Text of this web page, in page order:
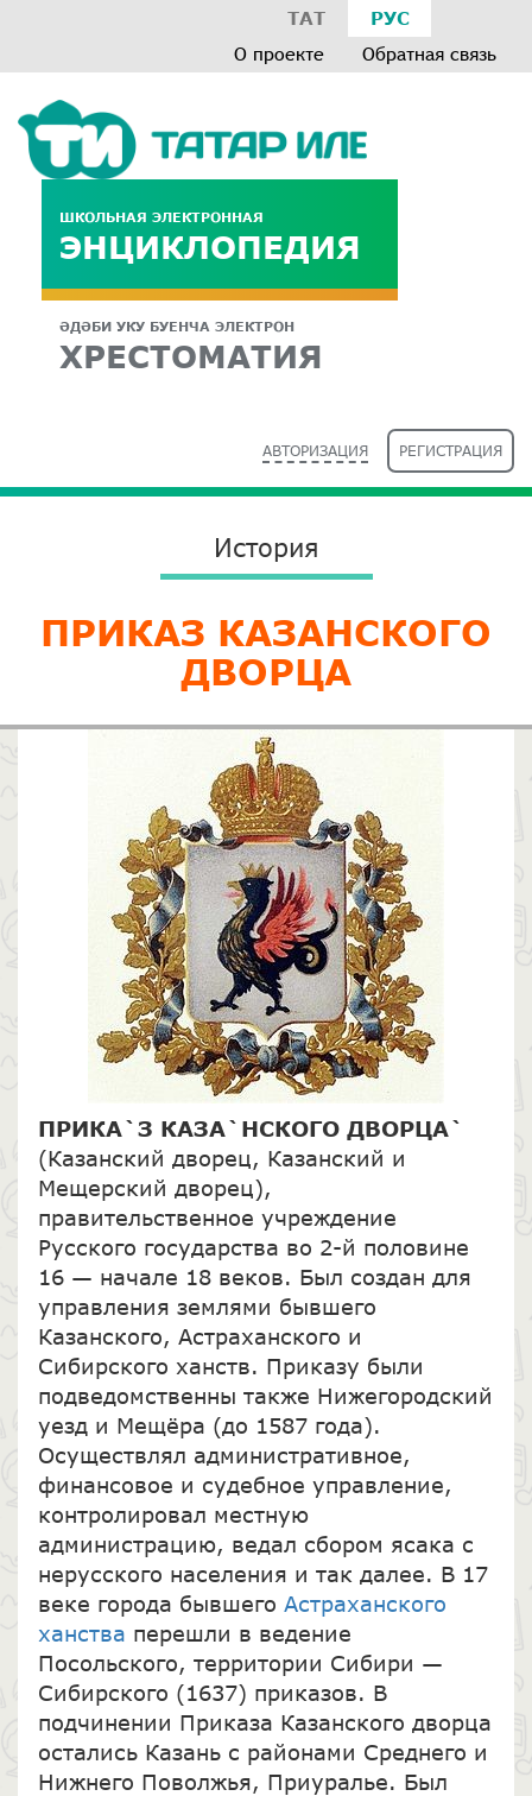
ТАТ РУС
О проекте Обратная связь
ШКОЛЬНАЯ ЭЛЕКТРОННАЯ
ЭНЦИКЛОПЕДИЯ
ӘДӘБИ УКУ БУЕНЧА ЭЛЕКТРОН
ХРЕСТОМАТИЯ
АВТОРИЗАЦИЯ РЕГИСТРАЦИЯ
История
ПРИКАЗ КАЗАНСКОГО
ДВОРЦА
ПРИКА`З КАЗА`НСКОГО ДВОРЦА`
(Казанский дворец, Казанский и
Мещерский дворец),
правительственное учреждение
Русского государства во 2-й половине
16 — начале 18 веков. Был создан для
управления землями бывшего
Казанского, Астраханского и
Сибирского ханств. Приказу были
подведомственны также Нижегородский
уезд и Мещёра (до 1587 года).
Осуществлял административное,
финансовое и судебное управление,
контролировал местную
администрацию, ведал сбором ясака с
нерусского населения и так далее. В 17
веке города бывшего Астраханского
ханства перешли в ведение
Посольского, территории Сибири —
Сибирского (1637) приказов. В
подчинении Приказа Казанского дворца
остались Казань с районами Среднего и
Нижнего Поволжья, Приуралье. Был